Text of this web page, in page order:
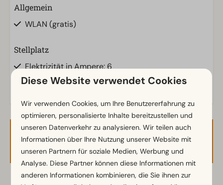
Allgemein
WLAN (gratis)
Stellplatz
Elektrizität in Ampere: 6
Verfügbarkeit und Preis
Diese Website verwendet Cookies
Wir verwenden Cookies, um Ihre Benutzererfahrung zu
optimieren, personalisierte Inhalte bereitzustellen und
unseren Datenverkehr zu analysieren. Wir teilen auch
Informationen über Ihre Nutzung unserer Website mit
unseren Partnern für soziale Medien, Werbung und
Analyse. Diese Partner können diese Informationen mit
anderen Informationen kombinieren, die Sie ihnen zur